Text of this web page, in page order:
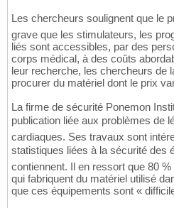
Les chercheurs soulignent que le
grave que les stimulateurs, les
liés sont accessibles, par des
corps médical, à des coûts
leur recherche, les chercheurs de
procurer du matériel dont le prix
La firme de sécurité Ponemon
publication liée aux problèmes de
cardiaques. Ses travaux sont
statistiques liées à la sécurité des
contiennent. Il en ressort que 80
qui fabriquent du matériel utilisé
que ces équipements sont «